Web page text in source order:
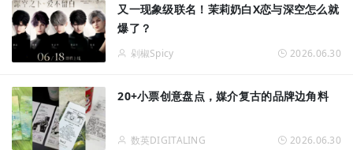
又一现象级联名！茉莉奶白X恋与深空怎么就
爆了？
剁椒Spicy 2026.06.30
20+小票创意盘点，媒介复古的品牌边角料
数英DIGITALING 2026.06.30